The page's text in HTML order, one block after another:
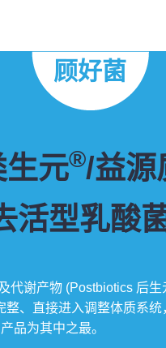
顾好菌
生元®/益源
活型乳酸
谢产物 (Postbiotics 后
、直接进入调整体质系
品为其中之最。